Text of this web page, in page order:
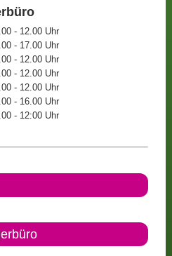
- 12.00 Uhr
- 17.00 Uhr
- 12.00 Uhr
- 12.00 Uhr
- 12.00 Uhr
- 16.00 Uhr
- 12:00 Uhr